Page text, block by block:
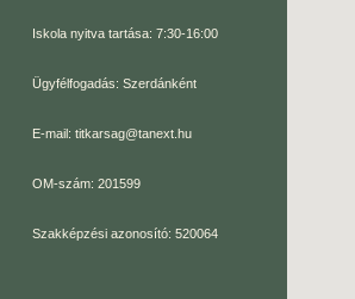
Iskola nyitva tartása: 7:30-16:00
Ügyfélfogadás: Szerdánként
E-mail: titkarsag@tanext.hu
OM-szám: 201599
Szakképzési azonosító: 520064